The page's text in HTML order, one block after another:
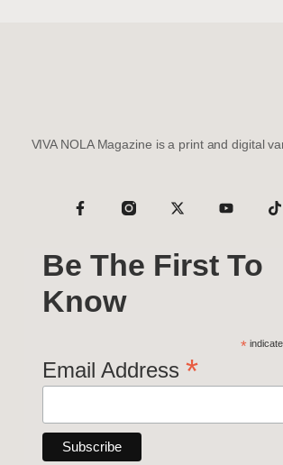
VIVA NOLA Magazine is a print and digital
Be The First To
Know
*
Email Address *